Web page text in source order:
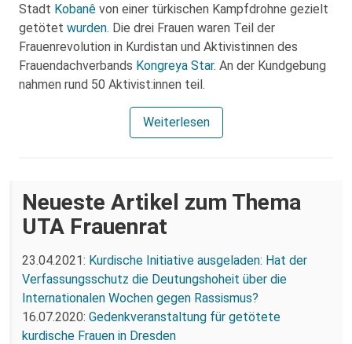
Stadt Kobanê von einer türkischen Kampfdrohne gezielt
getötet wurden. Die drei Frauen waren Teil der
Frauenrevolution in Kurdistan und Aktivistinnen des
Frauendachverbands Kongreya Star. An der Kundgebung
nahmen rund 50 Aktivist:innen teil.
Weiterlesen
Neueste Artikel zum Thema
UTA Frauenrat
23.04.2021: Kurdische Initiative ausgeladen: Hat der
Verfassungsschutz die Deutungshoheit über die
Internationalen Wochen gegen Rassismus?
16.07.2020: Gedenkveranstaltung für getötete
kurdische Frauen in Dresden